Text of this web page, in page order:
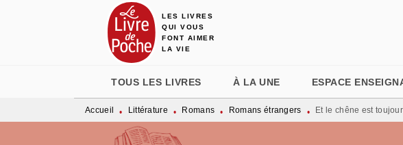
MENU RECHERCHE
LES LIVRES
QUI VOUS
FONT AIMER
LA VIE
TOUS LES LIVRES À LA UNE ESPACE
Accueil • Littérature • Romans • Romans étrangers • Et le chêne est